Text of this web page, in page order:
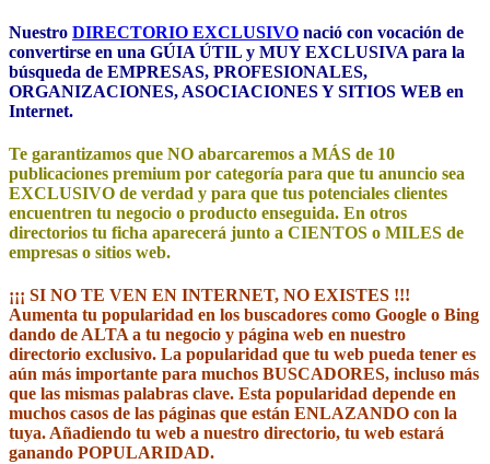
Nuestro DIRECTORIO EXCLUSIVO nació con vocación de
convertirse en una GÚIA ÚTIL y MUY EXCLUSIVA para la
búsqueda de EMPRESAS, PROFESIONALES,
ORGANIZACIONES, ASOCIACIONES Y SITIOS WEB en
Internet.
Te garantizamos que NO abarcaremos a MÁS de 10
publicaciones premium por categoría para que tu anuncio sea
EXCLUSIVO de verdad y para que tus potenciales clientes
encuentren tu negocio o producto enseguida. En otros
directorios tu ficha aparecerá junto a CIENTOS o MILES de
empresas o sitios web.
¡¡¡ SI NO TE VEN EN INTERNET, NO EXISTES !!!
Aumenta tu popularidad en los buscadores como Google o Bing
dando de ALTA a tu negocio y página web en nuestro
directorio exclusivo. La popularidad que tu web pueda tener es
aún más importante para muchos BUSCADORES, incluso más
que las mismas palabras clave. Esta popularidad depende en
muchos casos de las páginas que están ENLAZANDO con la
tuya. Añadiendo tu web a nuestro directorio, tu web estará
ganando POPULARIDAD.